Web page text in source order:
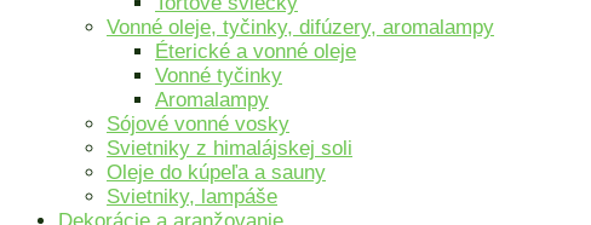
Vonné oleje, tyčinky, difúzery, aromalampy
Éterické a vonné oleje
Vonné tyčinky
Aromalampy
Sójové vonné vosky
Svietniky z himalájskej soli
Oleje do kúpeľa a sauny
Svietniky, lampáše